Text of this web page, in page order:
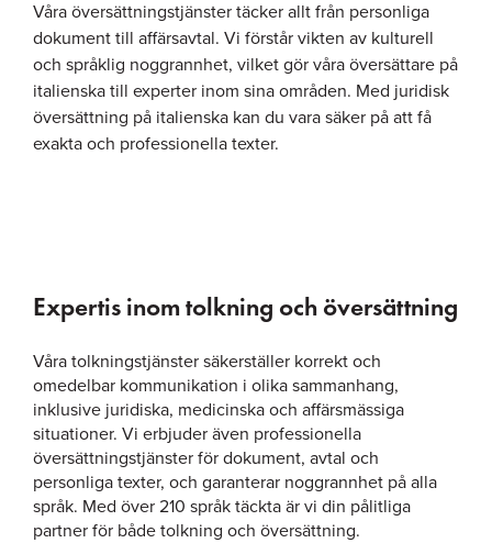
Våra översättningstjänster täcker allt från personliga
dokument till affärsavtal. Vi förstår vikten av kulturell
och språklig noggrannhet, vilket gör våra översättare på
italienska till experter inom sina områden. Med juridisk
översättning på italienska kan du vara säker på att få
exakta och professionella texter.
Expertis inom tolkning och översättning
Våra tolkningstjänster säkerställer korrekt och
omedelbar kommunikation i olika sammanhang,
inklusive juridiska, medicinska och affärsmässiga
situationer. Vi erbjuder även professionella
översättningstjänster för dokument, avtal och
personliga texter, och garanterar noggrannhet på alla
språk. Med över 210 språk täckta är vi din pålitliga
partner för både tolkning och översättning.